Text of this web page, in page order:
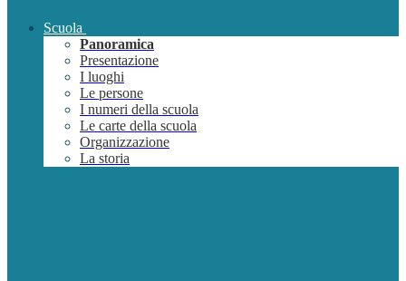
Scuola
Panoramica
Presentazione
I luoghi
Le persone
I numeri della scuola
Le carte della scuola
Organizzazione
La storia